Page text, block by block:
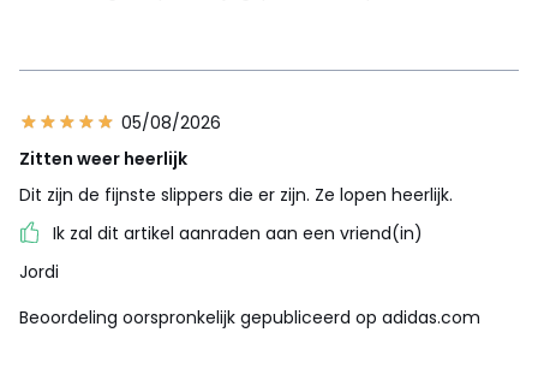
05/08/2026
Zitten weer heerlijk
Dit zijn de fijnste slippers die er zijn. Ze lopen heerlijk.
Ik zal dit artikel aanraden aan een vriend(in)
Jordi
Beoordeling oorspronkelijk gepubliceerd op adidas.com